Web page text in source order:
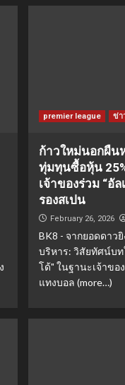
premier league ข่า
ก้าวใหม่นอกผืน
ทุ่มทุนซื้อหุ้น
เจ้าของร่วม “อัล
รองสเปน
February 26, 2026
BK8 - จากยอดดาว
บริหาร: วิสัยทัศน์บ
โด้" ในฐานะเจ้าขอ
แทงบอล (more…)